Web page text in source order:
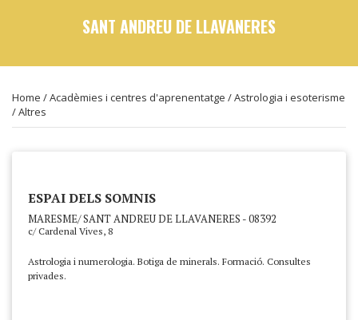
SANT ANDREU DE LLAVANERES
Home /Acadèmies i centres d'aprenentatge /Astrologia i esoterisme
/Altres
ESPAI DELS SOMNIS
MARESME/ SANT ANDREU DE LLAVANERES - 08392
c/ Cardenal Vives, 8
Astrologia i numerologia. Botiga de minerals. Formació. Consultes
privades.